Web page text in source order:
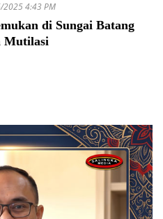
2025 4:43 PM
di Sungai Batang
Mutilasi